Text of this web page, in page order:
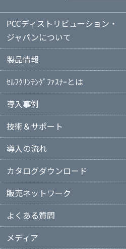
PCCディストリビューション・
ジャパンについて
製品情報
ｾﾙﾌｸﾘﾝﾁﾝｸﾞﾌｧｽﾅｰとは
導入事例
技術＆サポート
導入の流れ
カタログダウンロード
販売ネットワーク
よくある質問
メディア